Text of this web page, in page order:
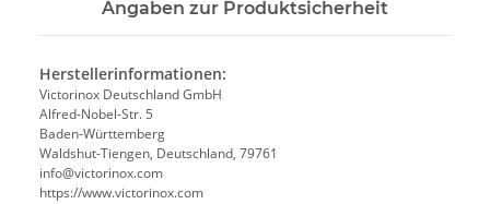
Angaben zur Produktsicherheit
Herstellerinformationen:
Victorinox Deutschland GmbH
Alfred-Nobel-Str. 5
Baden-Württemberg
Waldshut-Tiengen, Deutschland, 79761
info@victorinox.com
https://www.victorinox.com